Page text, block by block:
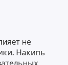
не
Накипь